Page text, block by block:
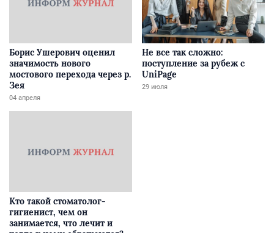
Борис Ушерович оценил
значимость нового
мостового перехода через р.
Зея
04 апреля
Не все так сложно:
поступление за рубеж с
UniPage
29 июля
Кто такой стоматолог-
гигиенист, чем он
занимается, что лечит и